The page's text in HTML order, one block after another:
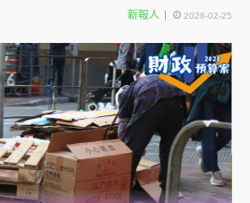
新報人 2026-02-25